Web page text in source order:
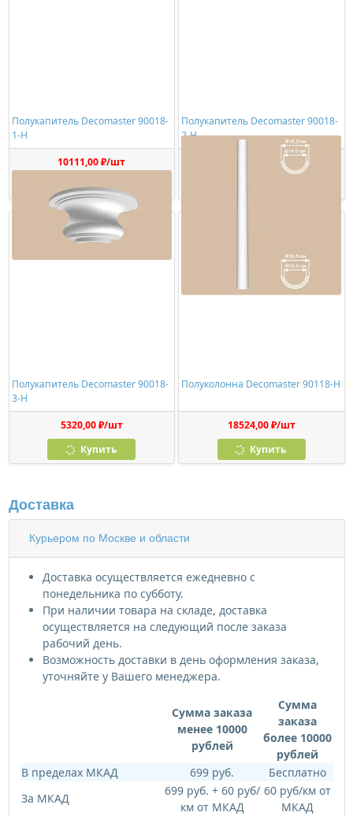
Полукапитель Decomaster 90018-
1-H
10111,00 ₽/шт
Купить
Полукапитель Decomaster 90018-
2-H
6851,00 ₽/шт
Полукапитель Decomaster 90018-
3-H
5320,00 ₽/шт
Купить
Полуколонна Decomaster 90118-H
18524,00 ₽/шт
Купить
Доставка
Курьером по Москве и области
Доставка осуществляется ежедневно с
понедельника по субботу.
При наличии товара на складе, доставка
осуществляется на следующий после заказа
рабочий день.
Возможность доставки в день оформления заказа,
уточняйте у Вашего менеджера.
Сумма заказа
менее 10000
рублей
Сумма
заказа
более 10000
рублей
В пределах МКАД
699 руб.
Бесплатно
За МКАД
699 руб. + 60 руб/
км от МКАД
60 руб/км от
МКАД